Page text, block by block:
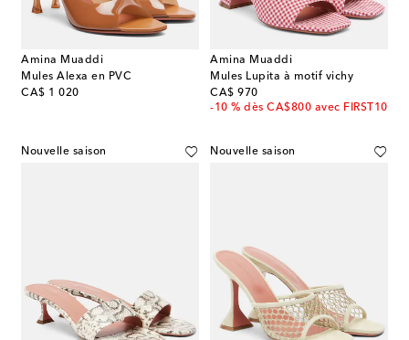
Amina Muaddi
Mules Alexa en PVC
CA$ 1 020
original price
Amina Muaddi
Mules Lupita à motif vichy
CA$ 970
original price
-10 % dès CA$800 avec FIRST10
Nouvelle saison Nouvelle saison